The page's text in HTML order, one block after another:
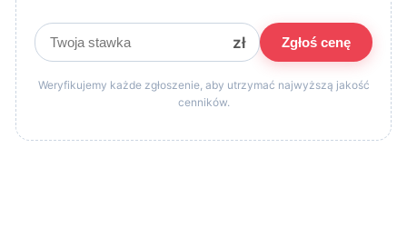
zł Zgłoś cenę
Weryfikujemy każde zgłoszenie, aby utrzymać najwyższą jakość
cenników.